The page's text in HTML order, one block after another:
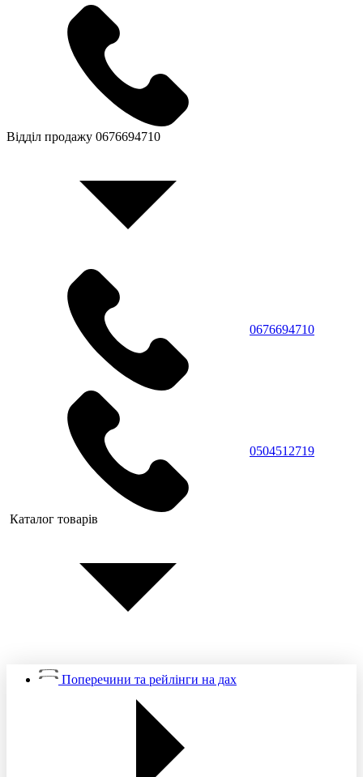
Відділ продажу 0676694710
0676694710
0504512719
Каталог товарів
Поперечини та рейлінги на дах